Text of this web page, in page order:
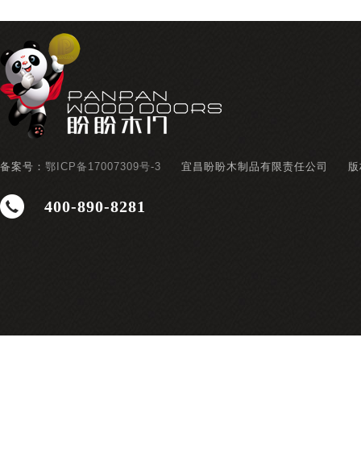
备案号： 鄂ICP备17007309号-3 宜昌盼盼木制品有限责任公司
400-890-8281